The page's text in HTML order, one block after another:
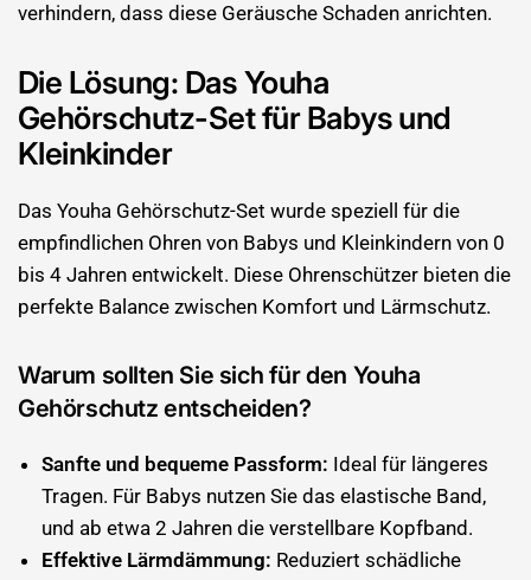
verhindern, dass diese Geräusche Schaden anrichten.
Die Lösung: Das Youha
Gehörschutz-Set für Babys und
Kleinkinder
Das Youha Gehörschutz-Set wurde speziell für die
empfindlichen Ohren von Babys und Kleinkindern von 0
bis 4 Jahren entwickelt. Diese Ohrenschützer bieten die
perfekte Balance zwischen Komfort und Lärmschutz.
Warum sollten Sie sich für den Youha
Gehörschutz entscheiden?
Sanfte und bequeme Passform: Ideal für längeres
Tragen. Für Babys nutzen Sie das elastische Band,
und ab etwa 2 Jahren die verstellbare Kopfband.
Effektive Lärmdämmung: Reduziert schädliche